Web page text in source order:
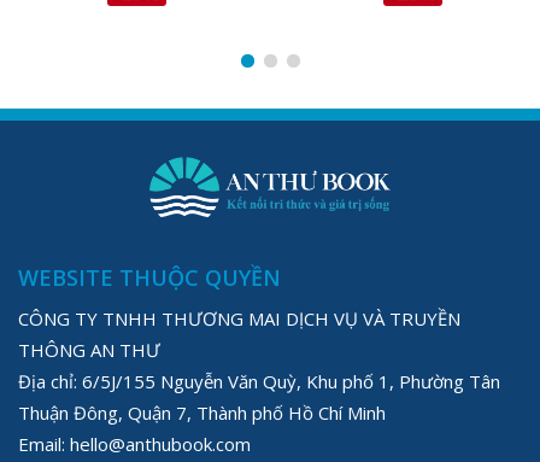
WEBSITE THUỘC QUYỀN
CÔNG TY TNHH THƯƠNG MAI DỊCH VỤ VÀ TRUYỀN
THÔNG AN THƯ
Địa chỉ: 6/5J/155 Nguyễn Văn Quỳ, Khu phố 1, Phường Tân
Thuận Đông, Quận 7, Thành phố Hồ Chí Minh
Email: hello@anthubook.com